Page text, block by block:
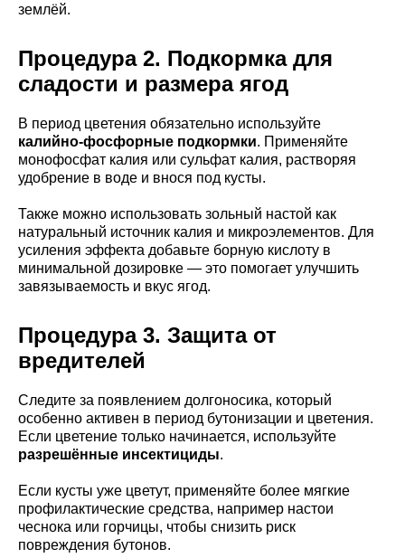
землёй.
Процедура 2. Подкормка для
сладости и размера ягод
В период цветения обязательно используйте
калийно-фосфорные подкормки. Применяйте
монофосфат калия или сульфат калия, растворяя
удобрение в воде и внося под кусты.
Также можно использовать зольный настой как
натуральный источник калия и микроэлементов. Для
усиления эффекта добавьте борную кислоту в
минимальной дозировке — это помогает улучшить
завязываемость и вкус ягод.
Процедура 3. Защита от
вредителей
Следите за появлением долгоносика, который
особенно активен в период бутонизации и цветения.
Если цветение только начинается, используйте
разрешённые инсектициды.
Если кусты уже цветут, применяйте более мягкие
профилактические средства, например настои
чеснока или горчицы, чтобы снизить риск
повреждения бутонов.